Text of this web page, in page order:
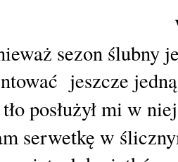
sezon ślubny
jeszcze
posłużył mi w
serwetkę w